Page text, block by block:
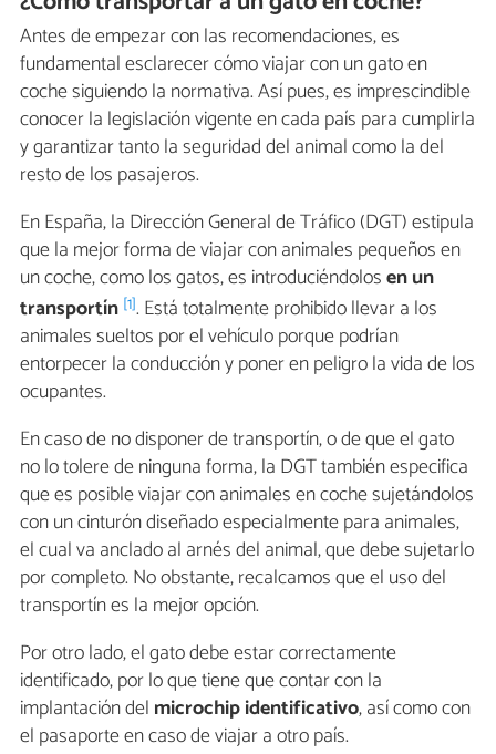
Antes de empezar con las recomendaciones, es
fundamental esclarecer cómo viajar con un gato en
coche siguiendo la normativa. Así pues, es imprescindible
conocer la legislación vigente en cada país para cumplirla
y garantizar tanto la seguridad del animal como la del
resto de los pasajeros.
En España, la Dirección General de Tráfico (DGT) estipula
que la mejor forma de viajar con animales pequeños en
un coche, como los gatos, es introduciéndolosen un
transportín [1]. Está totalmente prohibido llevar a los
animales sueltos por el vehículo porque podrían
entorpecer la conducción y poner en peligro la vida de los
ocupantes.
En caso de no disponer de transportín, o de que el gato
no lo tolere de ninguna forma, la DGT también especifica
que es posible viajar con animales en coche sujetándolos
con un cinturón diseñado especialmente para animales,
el cual va anclado al arnés del animal, que debe sujetarlo
por completo. No obstante, recalcamos que el uso del
transportín es la mejor opción.
Por otro lado, el gato debe estar correctamente
identificado, por lo que tiene que contar con la
implantación del microchip identificativo, así como con
el pasaporte en caso de viajar a otro país.